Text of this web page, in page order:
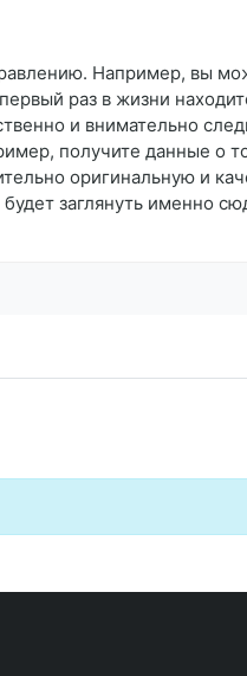
Например, вы
раз в жизни
и внимательно
получите данные о
оригинальную и
будет заглянуть именно